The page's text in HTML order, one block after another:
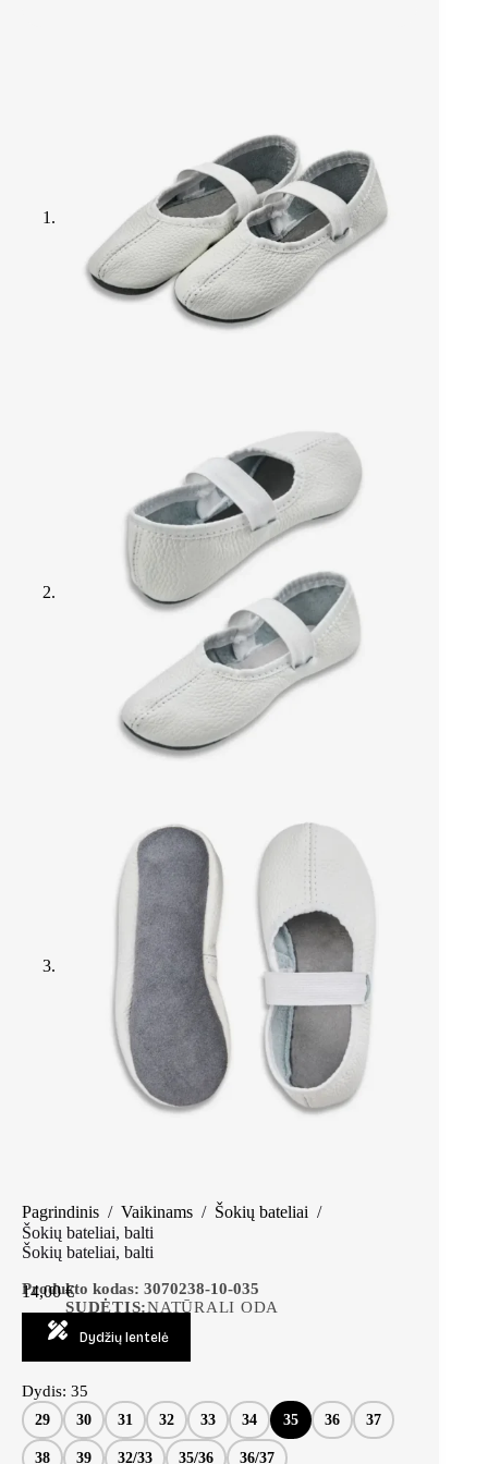
Pagrindinis / Vaikinams / Šokių bateliai /
Šokių bateliai, balti
Šokių bateliai, balti
Produkto kodas: 3070238-10-035
SUDĖTIS:NATŪRALI ODA
14,00€
Dydžių lentelė
Dydis: 35
29 30 31 32 33 34 35 36 37
38 39 32/33 35/36 36/37